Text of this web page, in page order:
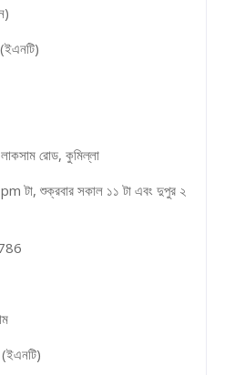
লাকসাম রোড, কুমিল্লা
pm টা, শুক্রবার সকাল ১১ টা এবং দুপুর ২